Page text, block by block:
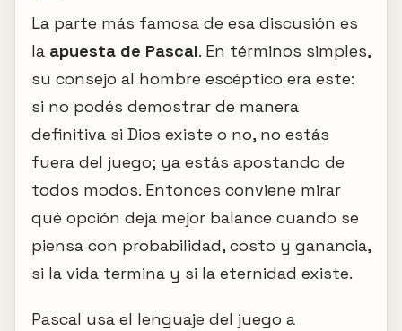
La parte más famosa de esa discusión es
la apuesta de Pascal. En términos simples,
su consejo al hombre escéptico era este:
si no podés demostrar de manera
definitiva si Dios existe o no, no estás
fuera del juego; ya estás apostando de
todos modos. Entonces conviene mirar
qué opción deja mejor balance cuando se
piensa con probabilidad, costo y ganancia,
si la vida termina y si la eternidad existe.
Pascal usa el lenguaje del juego a